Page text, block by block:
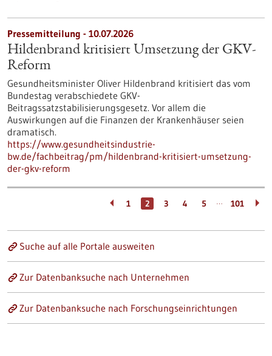
Pressemitteilung - 10.07.2026
Hildenbrand kritisiert Umsetzung der GKV-
Reform
Gesundheitsminister Oliver Hildenbrand kritisiert das vom
Bundestag verabschiedete GKV-
Beitragssatzstabilisierungsgesetz. Vor allem die
Auswirkungen auf die Finanzen der Krankenhäuser seien
dramatisch.
https://www.gesundheitsindustrie-
bw.de/fachbeitrag/pm/hildenbrand-kritisiert-umsetzung-
der-gkv-reform
1 2 3 4 5 … 101
Suche auf alle Portale ausweiten
Zur Datenbanksuche nach Unternehmen
Zur Datenbanksuche nach Forschungseinrichtungen